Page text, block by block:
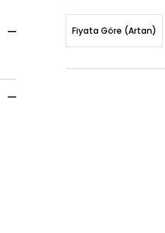
Fiyata Göre (Artan)